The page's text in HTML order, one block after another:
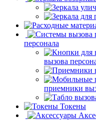
персонала
вызова
приемники
Токены